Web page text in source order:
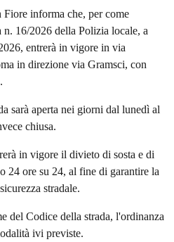
informa che, per come
16/2026 della Polizia locale, a
entrerà in vigore in via
in direzione via Gramsci, con
sarà aperta nei giorni dal lunedì al
chiusa.
in vigore il divieto di sosta e di
24 ore su 24, al fine di garantire la
stradale.
del Codice della strada, l'ordinanza
ivi previste.